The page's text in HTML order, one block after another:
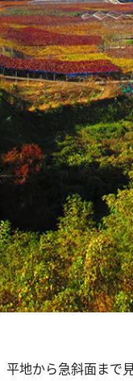
地から急斜面まで